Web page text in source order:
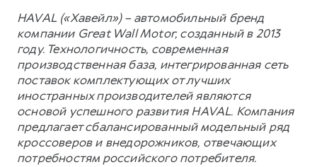
HAVAL («Хавейл») – автомобильный бренд
компании Great Wall Motor, созданный в 2013
году. Технологичность, современная
производственная база, интегрированная сеть
поставок комплектующих от лучших
иностранных производителей являются
основой успешного развития HAVAL. Компания
предлагает сбалансированный модельный ряд
кроссоверов и внедорожников, отвечающих
потребностям российского потребителя.